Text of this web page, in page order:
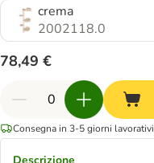
crema
2002118.0
78,49 €
Consegna in 3-5 giorni lavorativi